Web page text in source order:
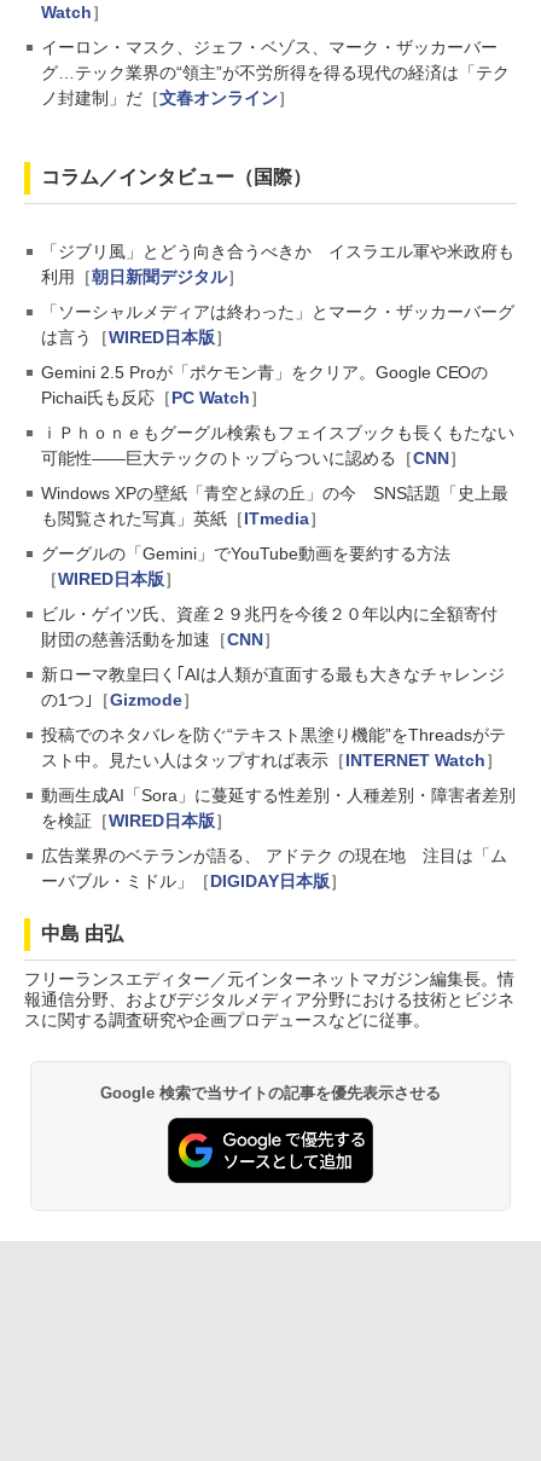
Watch］
イーロン・マスク、ジェフ・ベゾス、マーク・ザッカーバー
グ…テック業界の“領主”が不労所得を得る現代の経済は「テク
ノ封建制」だ［文春オンライン］
コラム／インタビュー（国際）
「ジブリ風」とどう向き合うべきか イスラエル軍や米政府も
利用［朝日新聞デジタル］
「ソーシャルメディアは終わった」とマーク・ザッカーバーグ
は言う［WIRED日本版］
Gemini 2.5 Proが「ポケモン青」をクリア。Google CEOの
Pichai氏も反応［PC Watch］
ｉＰｈｏｎｅもグーグル検索もフェイスブックも長くもたない
可能性――巨大テックのトップらついに認める［CNN］
Windows XPの壁紙「青空と緑の丘」の今 SNS話題「史上最
も閲覧された写真」英紙［ITmedia］
グーグルの「Gemini」でYouTube動画を要約する方法
［WIRED日本版］
ビル・ゲイツ氏、資産２９兆円を今後２０年以内に全額寄付
財団の慈善活動を加速［CNN］
新ローマ教皇曰く｢AIは人類が直面する最も大きなチャレンジ
の1つ｣［Gizmode］
投稿でのネタバレを防ぐ“テキスト黒塗り機能”をThreadsがテ
スト中。見たい人はタップすれば表示［INTERNET Watch］
動画生成AI「Sora」に蔓延する性差別・人種差別・障害者差別
を検証［WIRED日本版］
広告業界のベテランが語る、 アドテク の現在地 注目は「ム
ーバブル・ミドル」［DIGIDAY日本版］
中島 由弘
フリーランスエディター／元インターネットマガジン編集長。情
報通信分野、およびデジタルメディア分野における技術とビジネ
スに関する調査研究や企画プロデュースなどに従事。
Google 検索で当サイトの記事を優先表示させる